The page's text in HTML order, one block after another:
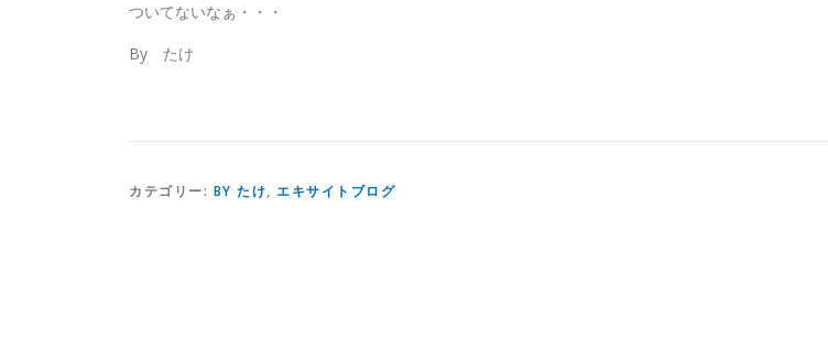
ついてないなぁ・・・
By たけ
カテゴリー: BY たけ, エキサイトブログ